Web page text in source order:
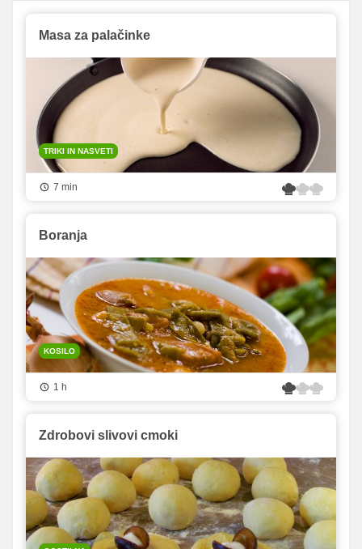
Masa za palačinke
TRIKI IN NASVETI
7 min
Boranja
KOSILO
1 h
Zdrobovi slivovi cmoki